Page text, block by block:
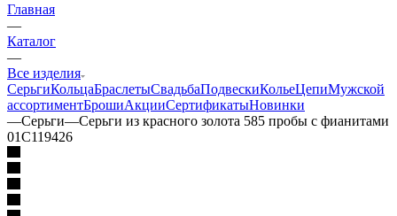
Главная
—
Каталог
—
Все изделия
СерьгиКольцаБраслетыСвадьбаПодвескиКольеЦепиМужской
ассортиментБрошиАкцииСертификатыНовинки
—Серьги—Серьги из красного золота 585 пробы с фианитами
01С119426